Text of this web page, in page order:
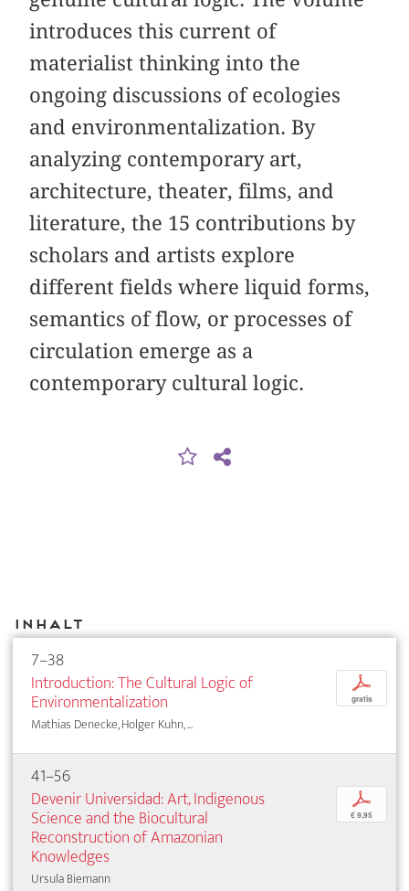
introduces this current of
materialist thinking into the
ongoing discussions of ecologies
and environmentalization. By
analyzing contemporary art,
architecture, theater, films, and
literature, the 15 contributions by
scholars and artists explore
different fields where liquid forms,
semantics of flow, or processes of
circulation emerge as a
contemporary cultural logic.
Inhalt
7–38
Introduction: The Cultural Logic of
Environmentalization
Mathias Denecke, Holger Kuhn, ...
p
gratis
41–56
Devenir Universidad: Art, Indigenous
Science and the Biocultural
Reconstruction of Amazonian
Knowledges
Ursula Biemann
p
€ 9,95